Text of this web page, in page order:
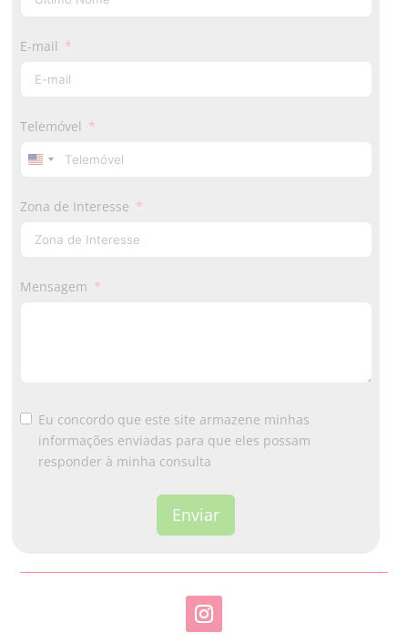
E-mail
Telemóvel
U
i
e
S
+
1
Zona de Interesse
Mensagem
Eu concordo que este site armazene minhas
informações enviadas para que eles possam
responder à minha consulta
Enviar